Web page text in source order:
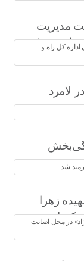
مدیریت
معرفی
زهرا